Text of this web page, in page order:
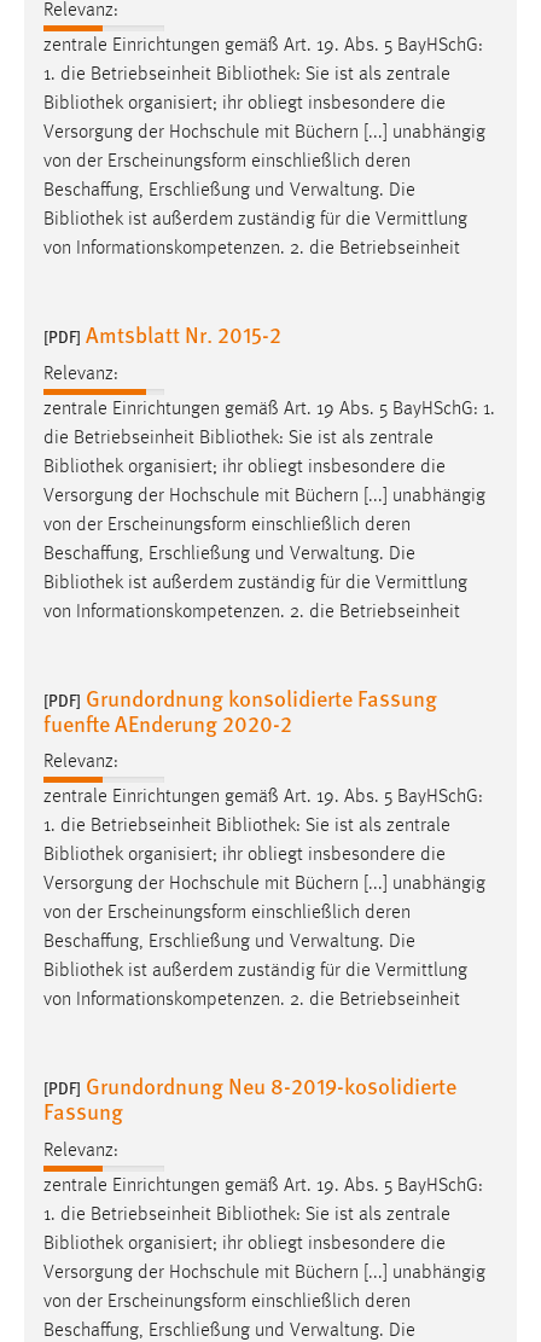
Relevanz:
zentrale Einrichtungen gemäß Art. 19. Abs. 5 BayHSchG:
1. die Betriebseinheit Bibliothek: Sie ist als zentrale
Bibliothek organisiert; ihr obliegt insbesondere die
Versorgung der Hochschule mit Büchern [...] unabhängig
von der Erscheinungsform einschließlich deren
Beschaffung, Erschließung und Verwaltung. Die
Bibliothek ist außerdem zuständig für die Vermittlung
von Informationskompetenzen. 2. die Betriebseinheit
[PDF] Amtsblatt Nr. 2015-2
Relevanz:
zentrale Einrichtungen gemäß Art. 19 Abs. 5 BayHSchG: 1.
die Betriebseinheit Bibliothek: Sie ist als zentrale
Bibliothek organisiert; ihr obliegt insbesondere die
Versorgung der Hochschule mit Büchern [...] unabhängig
von der Erscheinungsform einschließlich deren
Beschaffung, Erschließung und Verwaltung. Die
Bibliothek ist außerdem zuständig für die Vermittlung
von Informationskompetenzen. 2. die Betriebseinheit
[PDF] Grundordnung konsolidierte Fassung
fuenfte AEnderung 2020-2
Relevanz:
zentrale Einrichtungen gemäß Art. 19. Abs. 5 BayHSchG:
1. die Betriebseinheit Bibliothek: Sie ist als zentrale
Bibliothek organisiert; ihr obliegt insbesondere die
Versorgung der Hochschule mit Büchern [...] unabhängig
von der Erscheinungsform einschließlich deren
Beschaffung, Erschließung und Verwaltung. Die
Bibliothek ist außerdem zuständig für die Vermittlung
von Informationskompetenzen. 2. die Betriebseinheit
[PDF] Grundordnung Neu 8-2019-kosolidierte
Fassung
Relevanz:
zentrale Einrichtungen gemäß Art. 19. Abs. 5 BayHSchG:
1. die Betriebseinheit Bibliothek: Sie ist als zentrale
Bibliothek organisiert; ihr obliegt insbesondere die
Versorgung der Hochschule mit Büchern [...] unabhängig
von der Erscheinungsform einschließlich deren
Beschaffung, Erschließung und Verwaltung. Die